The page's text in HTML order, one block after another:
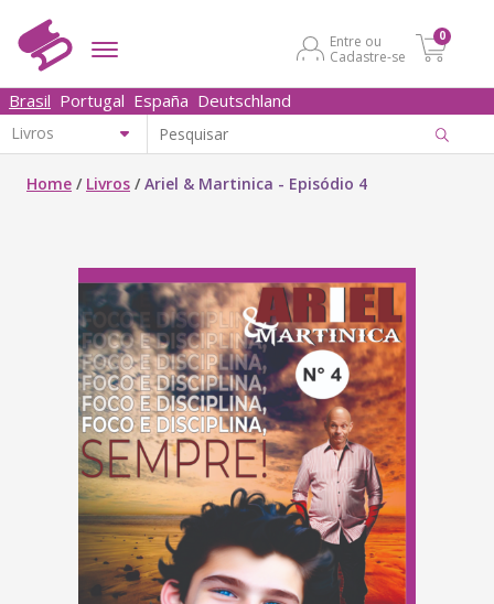
Entre ou
Cadastre-se
0
Brasil Portugal España Deutschland
Home / Livros /Ariel & Martinica - Episódio 4